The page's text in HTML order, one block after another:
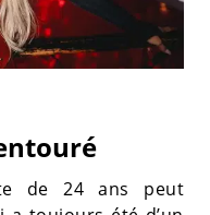
de 24 ans peut